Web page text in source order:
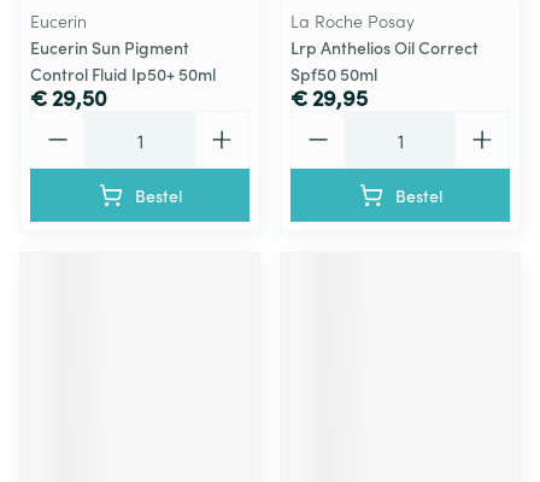
Eucerin
Eucerin Sun Pigment
Control Fluid Ip50+ 50ml
€ 29,50
Bestel
La Roche Posay
Lrp Anthelios Oil Correct
Spf50 50ml
€ 29,95
Bestel